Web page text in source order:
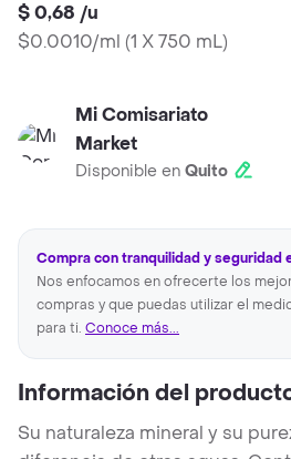
$ 0,68 /u
$0.0010/ml (1 X 750 mL)
Mi Comisariato
Market
Disponible en Quito
Compra con tranquilidad y seguridad
Nos enfocamos en ofrecerte los
compras y que puedas utilizar el
para ti. Conoce más...
Información del
Su naturaleza mineral y su